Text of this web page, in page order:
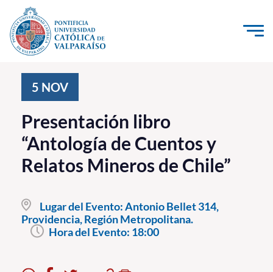
Click acá para ir directamente al contenido
Investigación, Creación e Innovación
PUCV Internacional
Vinculación con el Medio
Pregrado
Postgrado
Formación Continua
5 NOV
Presentación libro
“Antología de Cuentos y
Relatos Mineros de Chile”
Lugar del Evento:Antonio Bellet 314,
Providencia, Región Metropolitana.
Hora del Evento: 18:00